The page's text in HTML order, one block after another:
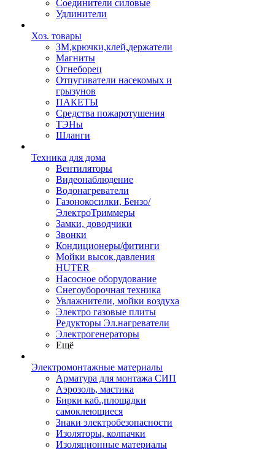
Соединители силовые
Удлинители
Хоз. товары
ЗМ,крючки,клей,держатели
Магниты
Огнеборец
Отпугиватели насекомых и
грызунов
ПАКЕТЫ
Средства пожаротушения
ТЭНы
Шланги
Техника для дома
Вентиляторы
Видеонаблюдение
Водонагреватели
Газонокосилки, Бензо/
ЭлектроТриммеры
Замки, доводчики
Звонки
Кондиционеры/фитинги
Мойки высок.давления
HUTER
Насосное оборудование
Снегоуборочная техника
Увлажнители, мойки воздуха
Электро газовые плиты
Редукторы Эл.нагреватели
Электрогенераторы
Ещё
Электромонтажные материалы
Арматура для монтажа СИП
Аэрозоль, мастика
Бирки каб.,площадки
самоклеющиеся
Знаки электробезопасности
Изоляторы, колпачки
Изоляционные материалы